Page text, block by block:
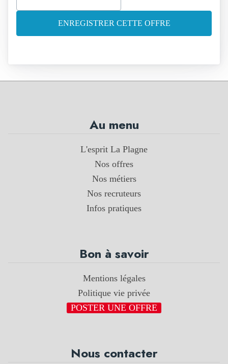
ENREGISTRER CETTE OFFRE
Au menu
L'esprit La Plagne
Nos offres
Nos métiers
Nos recruteurs
Infos pratiques
Bon à savoir
Mentions légales
Politique vie privée
POSTER UNE OFFRE
Nous contacter